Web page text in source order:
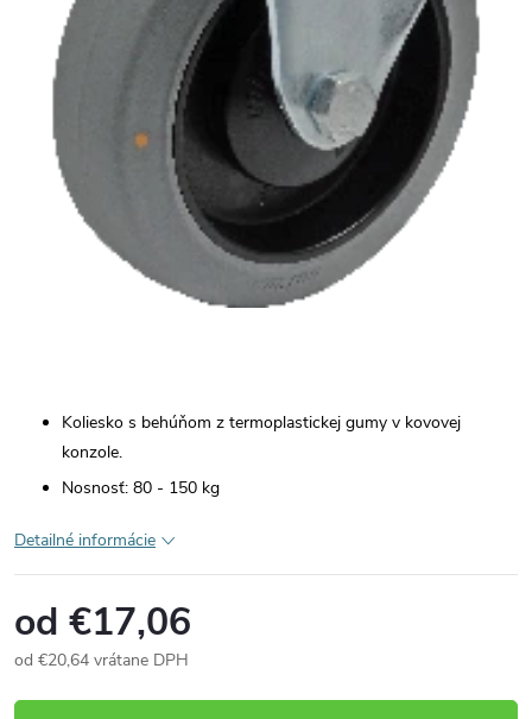
Koliesko s behúňom z termoplastickej gumy v kovovej
konzole.
Nosnosť: 80 - 150 kg
Detailné informácie
od €17,06
od €20,64 vrátane DPH